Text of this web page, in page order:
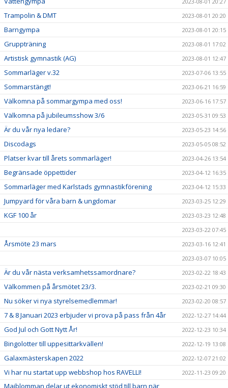
Trampolin & DMT 2023-08-01 20:20
Barngympa 2023-08-01 20:15
Gruppträning 2023-08-01 17:02
Artistisk gymnastik (AG) 2023-08-01 12:47
Sommarläger v.32 2023-07-06 13:55
Sommarstängt! 2023-06-21 16:59
Välkomna på sommargympa med oss! 2023-06-16 17:57
Välkomna på jubileumsshow 3/6 2023-05-31 09:53
Är du vår nya ledare? 2023-05-23 14:56
Discodags 2023-05-05 08:52
Platser kvar till årets sommarläger! 2023-04-26 13:54
Begränsade öppettider 2023-04-12 16:35
Sommarläger med Karlstads gymnastikförening 2023-04-12 15:33
Jumpyard för våra barn & ungdomar 2023-03-25 12:29
KGF 100 år
2023-03-23 12:48
2023-03-22 07:45
Årsmöte 23 mars
2023-03-16 12:41
2023-03-07 10:05
Är du vår nästa verksamhetssamordnare? 2023-02-22 18:43
Välkommen på årsmötet 23/3. 2023-02-21 09:30
Nu söker vi nya styrelsemedlemmar! 2023-02-20 08:57
7 & 8 Januari 2023 erbjuder vi prova på pass från 4år 2022-12-27 14:44
God Jul och Gott Nytt År! 2022-12-23 10:34
Bingolotter till uppesittarkvällen! 2022-12-19 13:08
Galaxmästerskapen 2022 2022-12-07 21:02
Vi har nu startat upp webbshop hos RAVELLI! 2022-11-23 09:20
Majblomman delar ut ekonomiskt stöd till barn när